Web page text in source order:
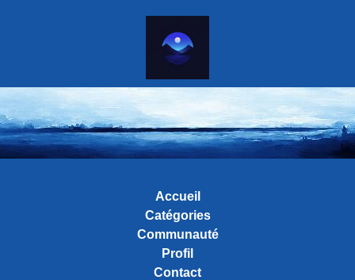
Accueil
Catégories
Communauté
Profil
Contact